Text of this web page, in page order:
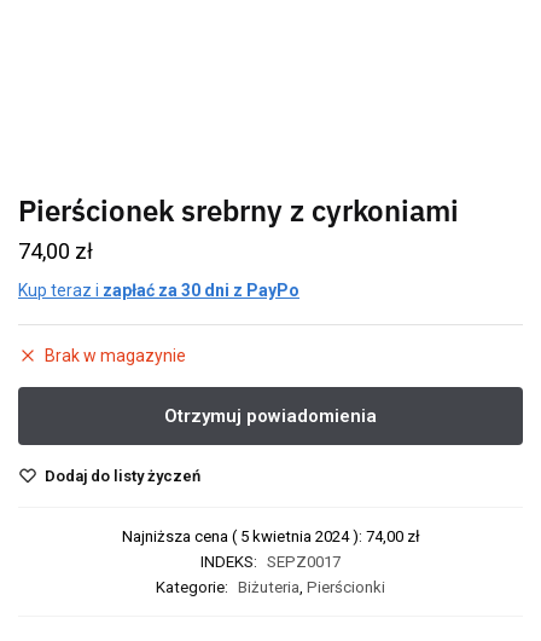
Pierścionek srebrny z cyrkoniami
74,00 zł
Kup teraz i zapłać za 30 dni z PayPo
Brak w magazynie
Dodaj do listy życzeń
Najniższa cena (5 kwietnia 2024): 74,00 zł
INDEKS: SEPZ0017
Kategorie: Biżuteria, Pierścionki